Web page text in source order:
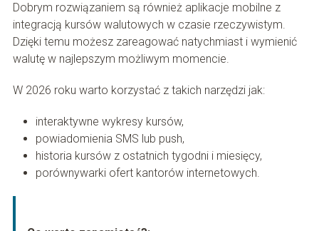
Dobrym rozwiązaniem są również aplikacje mobilne z
integracją kursów walutowych w czasie rzeczywistym.
Dzięki temu możesz zareagować natychmiast i wymienić
walutę w najlepszym możliwym momencie.
W 2026 roku warto korzystać z takich narzędzi jak:
interaktywne wykresy kursów,
powiadomienia SMS lub push,
historia kursów z ostatnich tygodni i miesięcy,
porównywarki ofert kantorów internetowych.